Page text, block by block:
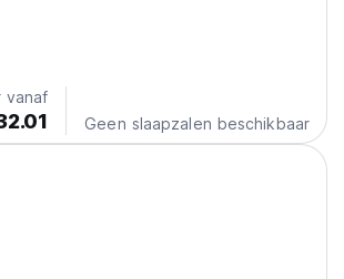
vanaf
Geen slaapzalen beschikbaar